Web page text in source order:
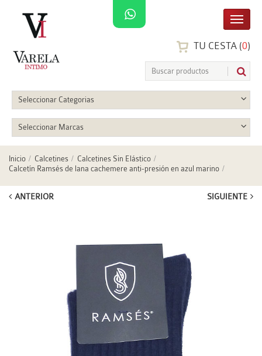
TU CESTA (0)
Seleccionar Categorias
Seleccionar Marcas
Inicio Calcetines
Calcetines Sin Elástico
Calcetín Ramsés de lana cachemere anti-presión en azul marino
ANTERIOR SIGUIENTE